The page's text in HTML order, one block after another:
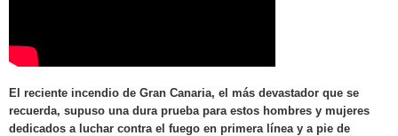
El reciente incendio de Gran Canaria, el más devastador que se
recuerda, supuso una dura prueba para estos hombres y mujeres
dedicados a luchar contra el fuego en primera línea y a pie de